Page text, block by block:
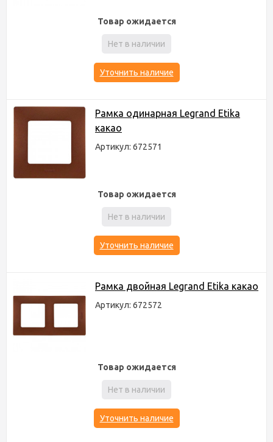
Товар ожидается
Нет в наличии
Уточнить наличие
Рамка одинарная Legrand Etika
какао
Артикул: 672571
Товар ожидается
Нет в наличии
Уточнить наличие
Рамка двойная Legrand Etika какао
Артикул: 672572
Товар ожидается
Нет в наличии
Уточнить наличие